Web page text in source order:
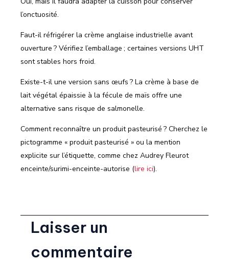
l’onctuosité.
Faut-il réfrigérer la crème anglaise industrielle avant
ouverture ? Vérifiez l’emballage ; certaines versions UHT
sont stables hors froid.
Existe-t-il une version sans œufs ? La crème à base de
lait végétal épaissie à la fécule de maïs offre une
alternative sans risque de salmonelle.
Comment reconnaître un produit pasteurisé ? Cherchez le
pictogramme « produit pasteurisé » ou la mention
explicite sur l’étiquette, comme chez Audrey Fleurot
enceinte/surimi-enceinte-autorise (lire ici).
Laisser un
commentaire